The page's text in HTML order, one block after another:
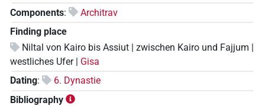
Components:
Architrav
Finding place
Niltal von Kairo bis Assiut | zwischen Kairo und Fajjum |
westliches Ufer | Gisa
Dating:
6. Dynastie
Bibliography